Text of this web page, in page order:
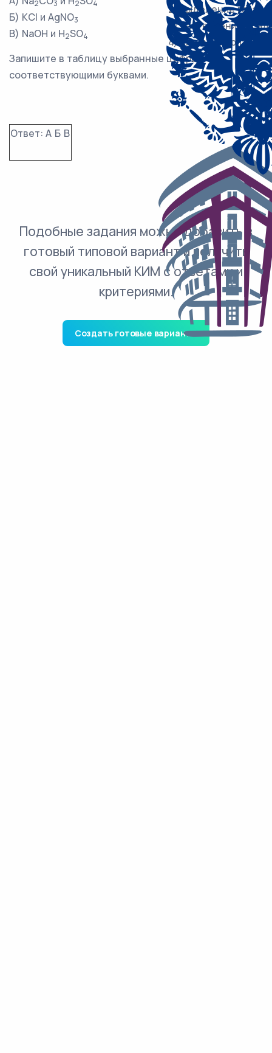
2 3 2 4
Б) KCl и AgNO3
В) NaOH и H2SO4
2) выделение газа
3) растворение
4) видимые
Запишите в таблицу выбранные цифры под
соответствующими буквами.
Ответ: А Б В
Подобные задания можно добавить в
готовый типовой вариант и получить
свой уникальный КИМ с ответами и
критериями.
Создать готовые варианты